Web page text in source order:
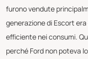
furono vendute
generazione di Escort
efficiente nei consumi.
perché Ford non poteva